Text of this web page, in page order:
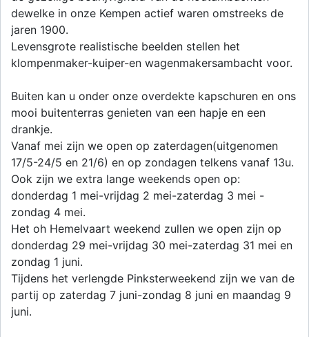
dewelke in onze Kempen actief waren omstreeks de
jaren 1900.
Levensgrote realistische beelden stellen het
klompenmaker-kuiper-en wagenmakersambacht voor.
Buiten kan u onder onze overdekte kapschuren en ons
mooi buitenterras genieten van een hapje en een
drankje.
Vanaf mei zijn we open op zaterdagen(uitgenomen
17/5-24/5 en 21/6) en op zondagen telkens vanaf 13u.
Ook zijn we extra lange weekends open op:
donderdag 1 mei-vrijdag 2 mei-zaterdag 3 mei -
zondag 4 mei.
Het oh Hemelvaart weekend zullen we open zijn op
donderdag 29 mei-vrijdag 30 mei-zaterdag 31 mei en
zondag 1 juni.
Tijdens het verlengde Pinksterweekend zijn we van de
partij op zaterdag 7 juni-zondag 8 juni en maandag 9
juni.